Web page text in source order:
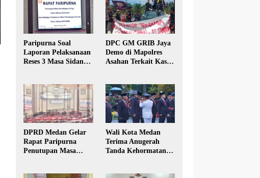
Paripurna Soal
Laporan Pelaksanaan
Reses 3 Masa Sidang
DPC GM GRIB Jaya
Demo di Mapolres
Asahan Terkait Kasus
DPRD Medan Gelar
Rapat Paripurna
Penutupan Masa
Wali Kota Medan
Terima Anugerah
Tanda Kehormatan